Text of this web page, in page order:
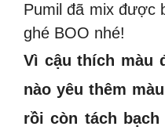
Pumil đã mix được
ghé BOO nhé!
Vì cậu thích màu
nào yêu thêm
rồi còn tách